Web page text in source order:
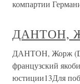
компартии
ДАНТОН,
ДАНТОН, Жорж
французский
юстиции13Для